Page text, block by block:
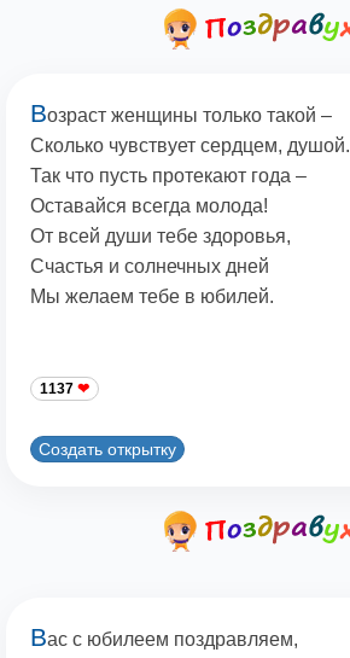
Возраст женщины только такой –
Сколько чувствует сердцем, душой.
Так что пусть протекают года –
Оставайся всегда молода!
От всей души тебе здоровья,
Счастья и солнечных дней
Мы желаем тебе в юбилей.
1137
Создать открытку
Вас с юбилеем поздравляем,